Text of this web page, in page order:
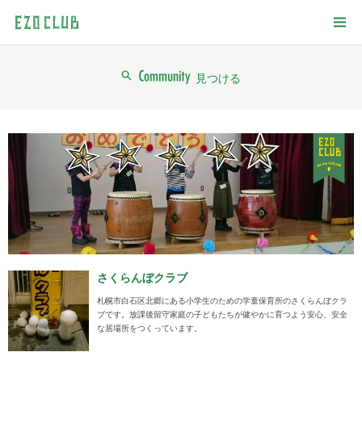
見つける
さくらんぼクラブ
札幌市白石区北郷にある小学生のための学童保育所のさくらんぼクラ
ブです。放課後留守家庭の子どもたちが健やかに育つよう安心、安全
な居場所をつくっています。